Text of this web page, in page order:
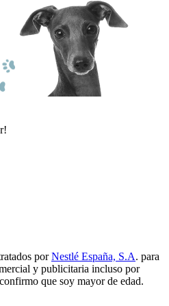
porNestlé España, S.A. para
y publicitaria incluso por
que soy mayor de edad.